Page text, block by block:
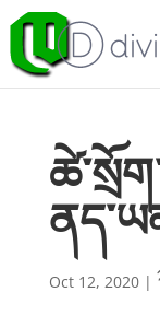
Oct 12, 2020|